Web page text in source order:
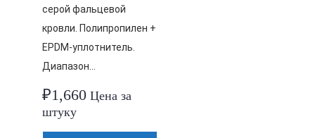
серой фальцевой
кровли. Полипропилен +
EPDM-уплотнитель.
Диапазон…
₽1,660 Цена за
штуку